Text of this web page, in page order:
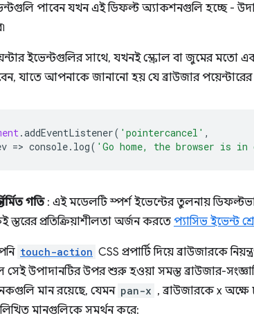
পাবেন যখন এই ডিফল্ট অ্যাকশনগুলি হচ্ছে -
ইভেন্টগুলির সাথে, যখনই স্ক্রোল বা জুমের মতো
যাতে আপনাকে জানানো হয় যে ব্রাউজার পয়েন্টারের
.addEventListener( 'pointercancel' ,
=> console. log( 'Go home, the browser is in
গতি: এই মডেলটি স্পর্শ ইভেন্টের তুলনায়
স্তরের প্রতিক্রিয়াশীলতা অর্জন করতে প্যাসিভ ইভেন্ট
touch-action CSS প্রপার্টি দিয়ে ব্রাউজারকে
সেই উপাদানটির উপর শুরু হওয়া সমস্ত ব্রাউজার-
মান রয়েছে, যেমন pan-x , ব্রাউজারকে x অক্ষে
মানগুলিকে সমর্থন করে: